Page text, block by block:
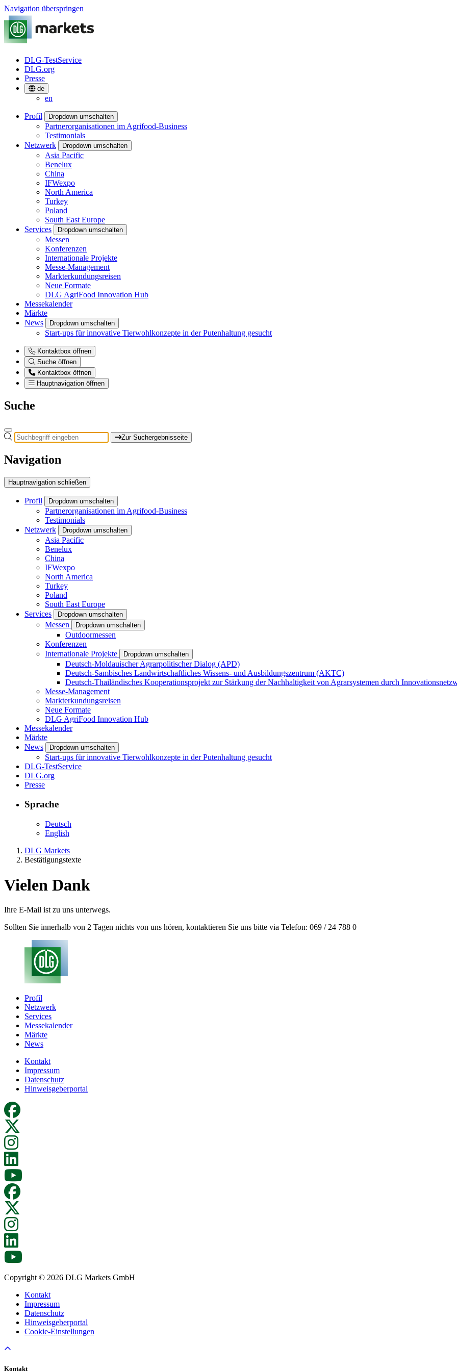
Navigation überspringen
DLG-TestService
DLG.org
Presse
de
en
Profil Dropdown umschalten
Partnerorganisationen im Agrifood-Business
Testimonials
Netzwerk
Dropdown umschalten
Asia Pacific
Benelux
China
IFWexpo
North America
Turkey
Poland
South East Europe
Services
Dropdown umschalten
Messen
Konferenzen
Internationale Projekte
Messe-Management
Markterkundungsreisen
Neue Formate
DLG AgriFood Innovation Hub
Messekalender
Märkte
News
Dropdown umschalten
Start-ups für innovative Tierwohlkonzepte in der Putenhaltung gesucht
Kontaktbox öffnen
Suche öffnen
Kontaktbox öffnen
Hauptnavigation öffnen
Suche
Zur Suchergebnisseite
Navigation
Hauptnavigation schließen
Profil Dropdown umschalten
Partnerorganisationen im Agrifood-Business
Testimonials
Netzwerk
Dropdown umschalten
Asia Pacific
Benelux
China
IFWexpo
North America
Turkey
Poland
South East Europe
Services
Dropdown umschalten
Messen Dropdown umschalten
Outdoormessen
Konferenzen
Internationale Projekte
Dropdown umschalten
Deutsch-Moldauischer Agrarpolitischer Dialog (APD)
Deutsch-Sambisches Landwirtschaftliches Wissens- und Ausbildungszentrum (AKTC)
Deutsch-Thailändisches Kooperationsprojekt zur Stärkung der Nachhaltigkeit von Agrarsystemen durch
Messe-Management
Markterkundungsreisen
Neue Formate
DLG AgriFood Innovation Hub
Messekalender
Märkte
News
Dropdown umschalten
Start-ups für innovative Tierwohlkonzepte in der Putenhaltung gesucht
DLG-TestService
DLG.org
Presse
Sprache
Deutsch
English
DLG Markets
Bestätigungstexte
Vielen Dank
Ihre E-Mail ist zu uns unterwegs.
Sollten Sie innerhalb von 2 Tagen nichts von uns hören, kontaktieren Sie uns bitte via Telefon: 069 / 24 788 0
Profil
Netzwerk
Services
Messekalender
Märkte
News
Kontakt
Impressum
Datenschutz
Hinweisgeberportal
Copyright © 2026 DLG Markets GmbH
Kontakt
Impressum
Datenschutz
Hinweisgeberportal
Cookie-Einstellungen
Kontakt